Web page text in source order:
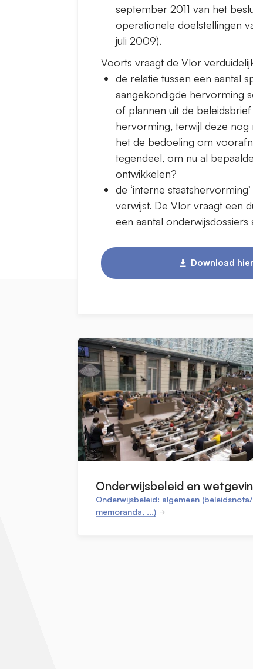
september 2011 van het
operationele doelstellingen
juli 2009).
Voorts vraagt de Vlor
de relatie tussen een aantal
aangekondigde hervorming
of plannen uit de
hervorming, terwijl deze nog
het de bedoeling om
tegendeel, om nu al
ontwikkelen?
de ‘interne
verwijst. De Vlor vraagt een
een aantal
Download
Onderwijsbeleid en
Onderwijsbeleid: algemeen
memoranda, ...)